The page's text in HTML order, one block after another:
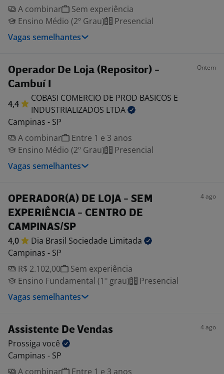
A combinar
Sem experiência
Ensino Médio (2º Grau)
Presencial
Vagas semelhantes
Operador De Loja (Repositor) -
Cambuí I
Ontem
4,4
COBASI COMERCIO DE PROD BASICOS E
INDUSTRIALIZADOS LTDA
Campinas - SP
A combinar
Entre 1 e 3 anos
Ensino Médio (2º Grau)
Presencial
Vagas semelhantes
OPERADOR(A) DE LOJA - SEM
EXPERIÊNCIA - CENTRO DE
CAMPINAS/SP
4 ago
4,0 Dia Brasil Sociedade Limitada
Campinas - SP
R$ 2.102,00
Sem experiência
Ensino Fundamental (1º grau)
Presencial
Vagas semelhantes
Assistente De Vendas 4 ago
Prossiga você
Campinas - SP
A combinar
Entre 1 e 3 anos